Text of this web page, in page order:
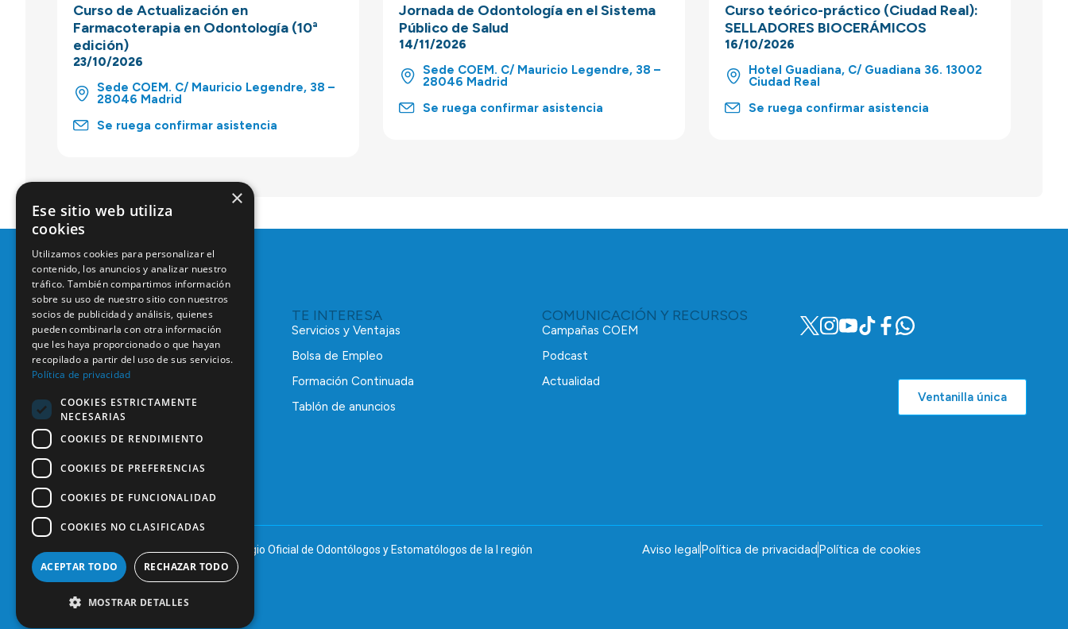
Curso de Actualización en
Farmacoterapia en Odontología (10ª
edición)
23/10/2026
Sede COEM. C/ Mauricio Legendre, 38 –
28046 Madrid
Se ruega confirmar asistencia
Jornada de Odontología en el Sistema
Público de Salud
14/11/2026
Sede COEM. C/ Mauricio Legendre, 38 –
28046 Madrid
Se ruega confirmar asistencia
Curso teórico-práctico (Ciudad Real):
SELLADORES BIOCERÁMICOS
16/10/2026
Hotel Guadiana, C/ Guadiana 36. 13002
Ciudad Real
Se ruega confirmar asistencia
C/ Mauricio Legendre, 38
28046 Madrid
91 561 29 05
informacion@coem.org.es
TE INTERESA
Servicios y Ventajas
Bolsa de Empleo
Formación Continuada
Tablón de anuncios
COMUNICACIÓN Y RECURSOS
Campañas COEM
Podcast
Actualidad
Ventanilla única
© 2025 – COEM – Colegio Oficial de Odontólogos y Estomatólogos de la I región Aviso legalPolítica de privacidadPolítica de cookies
×
Ese sitio web utiliza
cookies
Utilizamos cookies para personalizar el
contenido, los anuncios y analizar nuestro
tráfico. También compartimos información
sobre su uso de nuestro sitio con nuestros
socios de publicidad y análisis, quienes
pueden combinarla con otra información
que les haya proporcionado o que hayan
recopilado a partir del uso de sus servicios.
Política de privacidad
COOKIES ESTRICTAMENTE
NECESARIAS
COOKIES DE RENDIMIENTO
COOKIES DE PREFERENCIAS
COOKIES DE FUNCIONALIDAD
COOKIES NO CLASIFICADAS
ACEPTAR TODO RECHAZAR TODO
MOSTRAR DETALLES